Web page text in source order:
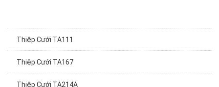
Thiệp Cưới TA111
Thiệp Cưới TA167
Thiệp Cưới TA214A